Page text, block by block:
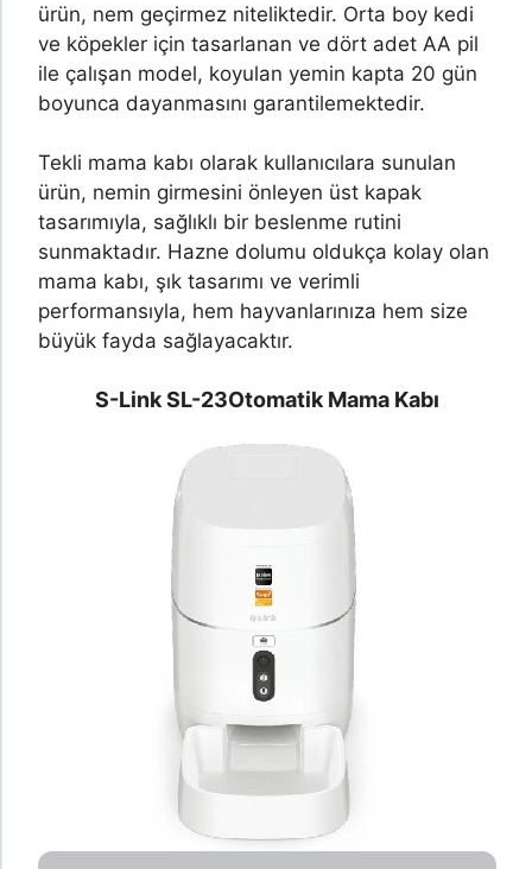
ürün, nem geçirmez niteliktedir. Orta boy kedi
ve köpekler için tasarlanan ve dört adet AA pil
ile çalışan model, koyulan yemin kapta 20 gün
boyunca dayanmasını garantilemektedir.
Tekli mama kabı olarak kullanıcılara sunulan
ürün, nemin girmesini önleyen üst kapak
tasarımıyla, sağlıklı bir beslenme rutini
sunmaktadır. Hazne dolumu oldukça kolay olan
mama kabı, şık tasarımı ve verimli
performansıyla, hem hayvanlarınıza hem size
büyük fayda sağlayacaktır.
S-Link SL-23Otomatik Mama Kabı